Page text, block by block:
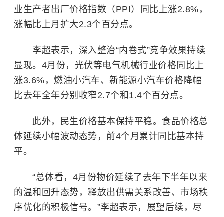
业生产者出厂价格指数（PPI）同比上涨2.8%，
涨幅比上月扩大2.3个百分点。
李超表示，深入整治“内卷式”竞争效果持续
显现。4月份， 光伏等电气机械行业价格同比上
涨3.6%，燃油小汽车、新能源小汽车价格降幅
比去年全年分别收窄2.7个和1.4个百分点。
此外，民生价格基本保持平稳。食品价格总
体延续小幅波动态势，前4个月累计同比基本持
平。
“总体看，4月份物价延续了去年下半年以来
的温和回升态势，释放出供需关系改善、市场秩
序优化的积极信号。”李超表示，展望后续，尽